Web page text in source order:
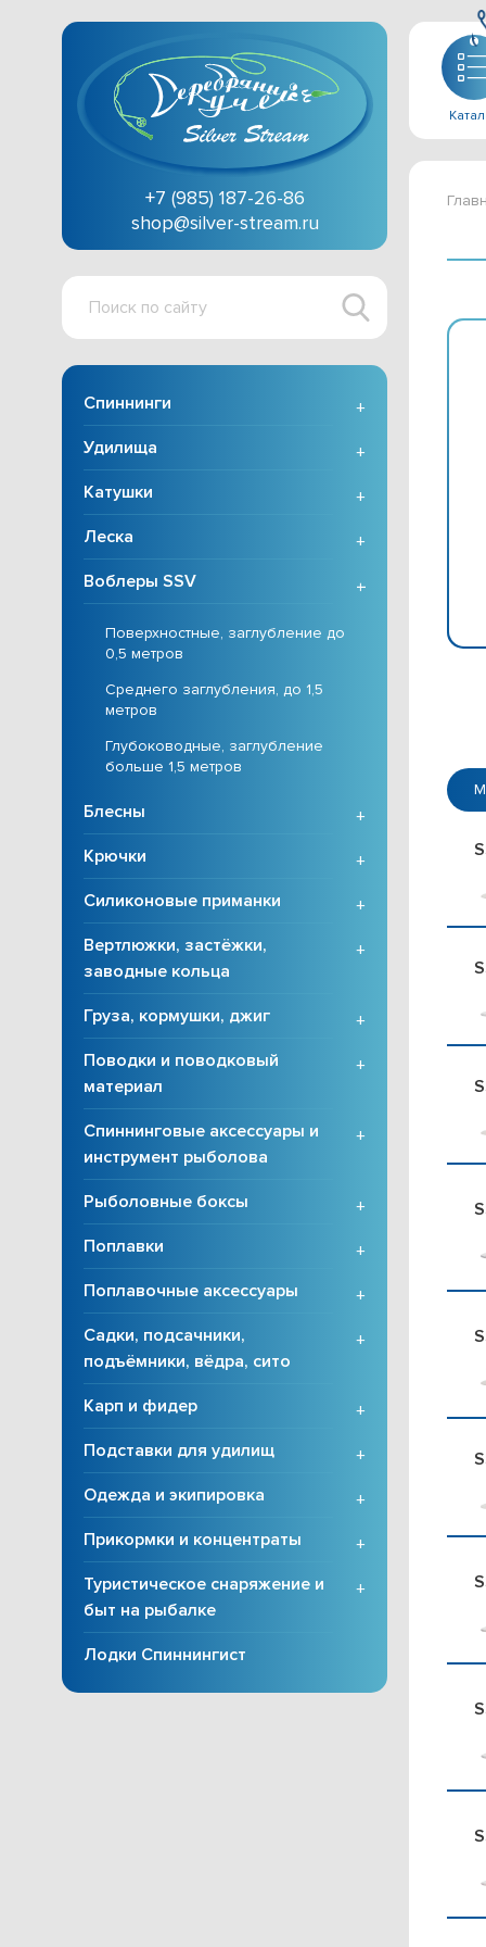
+7 (985) 187-26-86
shop@silver-stream.ru
Поиск
сайту
Спиннинги
+
Удилища
+
Катушки
+
Леска
+
Воблеры SSV
+
Поверхностные, заглубление до
0,5 метров
Среднего заглубления, до 1,5
метров
Глубоководные, заглубление
больше 1,5 метров
Блесны
+
Крючки
+
Силиконовые приманки
+
Вертлюжки, застёжки,
заводные кольца
+
Груза, кормушки, джиг
+
Поводки и поводковый
материал
+
Спиннинговые аксессуары и
инструмент рыболова
+
Рыболовные боксы
+
Поплавки
+
Поплавочные аксессуары
+
Садки, подсачники,
подъёмники, вёдра, сито
+
Карп и фидер
+
Подставки для удилищ
+
Одежда и экипировка
+
Прикормки и концентраты
+
Туристическое снаряжение и
быт на рыбалке
+
Лодки Спиннингист